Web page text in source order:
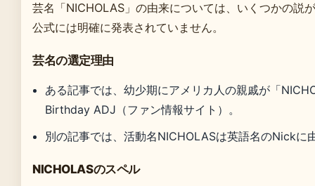
芸名「NICHOLAS」の由来については、いくつかの説
公式には明確に発表されていません。
芸名の選定理由
ある記事では、幼少期にアメリカ人の親戚が「
Birthday ADJ（ファン情報サイト）。
別の記事では、活動名NICHOLASは英語名のNickに
NICHOLASのスペル